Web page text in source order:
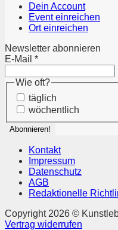
Dein Account
Event einreichen
Ort einreichen
Newsletter abonnieren
E-Mail *
Wie oft?
täglich
wöchentlich
Kontakt
Impressum
Datenschutz
AGB
Redaktionelle
Copyright 2026 ©
Vertrag widerrufen